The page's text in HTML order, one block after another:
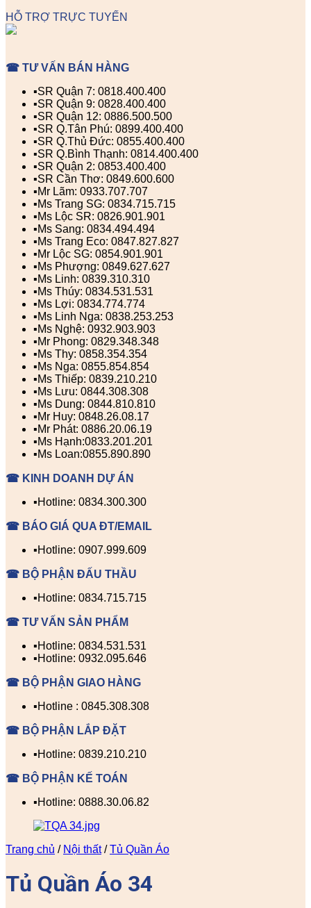
HỖ TRỢ TRỰC TUYẾN
☎ TƯ VẤN BÁN HÀNG
▪️SR Quận 7: 0818.400.400
▪️SR Quận 9: 0828.400.400
▪️SR Quận 12: 0886.500.500
▪️SR Q.Tân Phú: 0899.400.400
▪️SR Q.Thủ Đức: 0855.400.400
▪️SR Q.Bình Thạnh: 0814.400.400
▪️SR Quận 2: 0853.400.400
▪️SR Cần Thơ: 0849.600.600
▪️Mr Lãm: 0933.707.707
▪️Ms Trang SG: 0834.715.715
▪️Ms Lộc SR: 0826.901.901
▪️Ms Sang: 0834.494.494
▪️Ms Trang Eco: 0847.827.827
▪️Mr Lộc SG: 0854.901.901
▪️Ms Phượng: 0849.627.627
▪️Ms Linh: 0839.310.310
▪️Ms Thúy: 0834.531.531
▪️Ms Lợi: 0834.774.774
▪️Ms Linh Nga: 0838.253.253
▪️Ms Nghệ: 0932.903.903
▪️Mr Phong: 0829.348.348
▪️Ms Thy: 0858.354.354
▪️Ms Nga: 0855.854.854
▪️Ms Thiếp: 0839.210.210
▪️Ms Lưu: 0844.308.308
▪️Ms Dung: 0844.810.810
▪️Mr Huy: 0848.26.08.17
▪️Mr Phát: 0886.20.06.19
▪️Ms Hạnh:0833.201.201
▪️Ms Loan:0855.890.890
☎ KINH DOANH DỰ ÁN
▪️Hotline: 0834.300.300
☎ BÁO GIÁ QUA ĐT/EMAIL
▪️Hotline: 0907.999.609
☎ BỘ PHẬN ĐẤU THẦU
▪️Hotline: 0834.715.715
☎ TƯ VẤN SẢN PHẨM
▪️Hotline: 0834.531.531
▪️Hotline: 0932.095.646
☎ BỘ PHẬN GIAO HÀNG
▪️Hotline : 0845.308.308
☎ BỘ PHẬN LẮP ĐẶT
▪️Hotline: 0839.210.210
☎ BỘ PHẬN KẾ TOÁN
▪️Hotline: 0888.30.06.82
Trang chủ / Nội thất / Tủ Quần Áo
Tủ Quần Áo 34